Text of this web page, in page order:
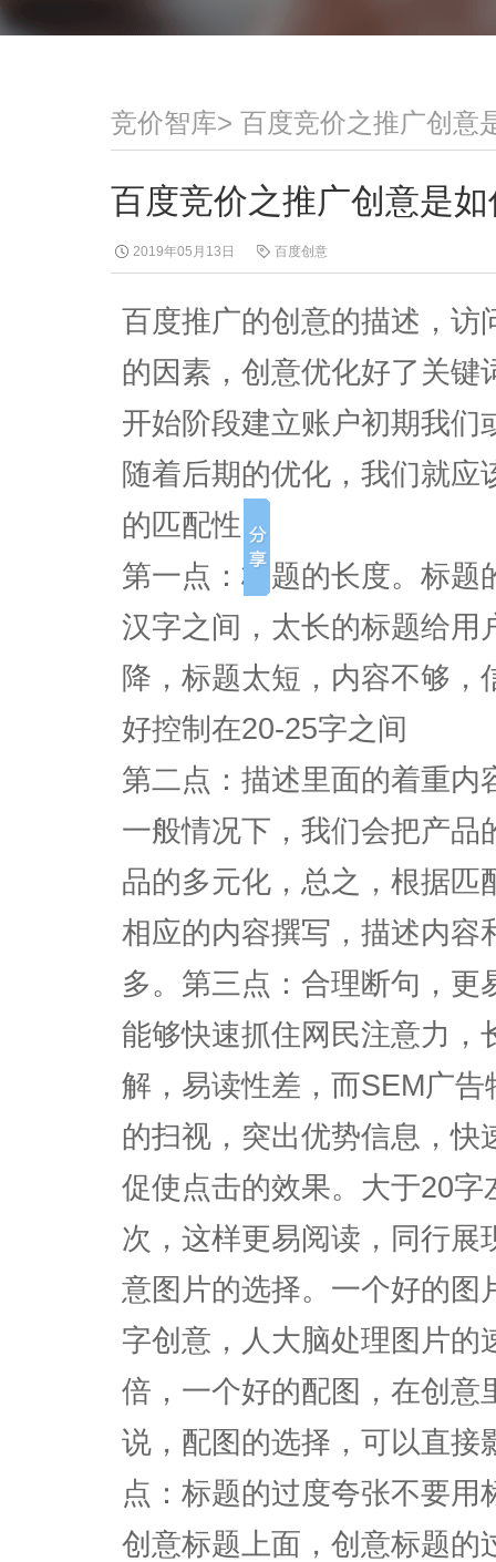
竞价智库> 百度竞价之推广创意
百度竞价之推广创意是
2019年05月13日 百度创意
百度推广的创意的描述，访
的因素，创意优化好了关
开始阶段建立账户初期我们
随着后期的优化，我们就
的匹配性。
第一点：标题的长度。标题
汉字之间，太长的标题给用
降，标题太短，内容不够
好控制在20-25字之间
第二点：描述里面的着重内
一般情况下，我们会把产品
品的多元化，总之，根据匹
相应的内容撰写，描述内容
多。第三点：合理断句，
能够快速抓住网民注意力，
解，易读性差，而SEM广
的扫视，突出优势信息，
促使点击的效果。大于20
次，这样更易阅读，同行展
意图片的选择。一个好的图
字创意，人大脑处理图片的
倍，一个好的配图，在创意
说，配图的选择，可以直接
点：标题的过度夸张不要
创意标题上面，创意标题的